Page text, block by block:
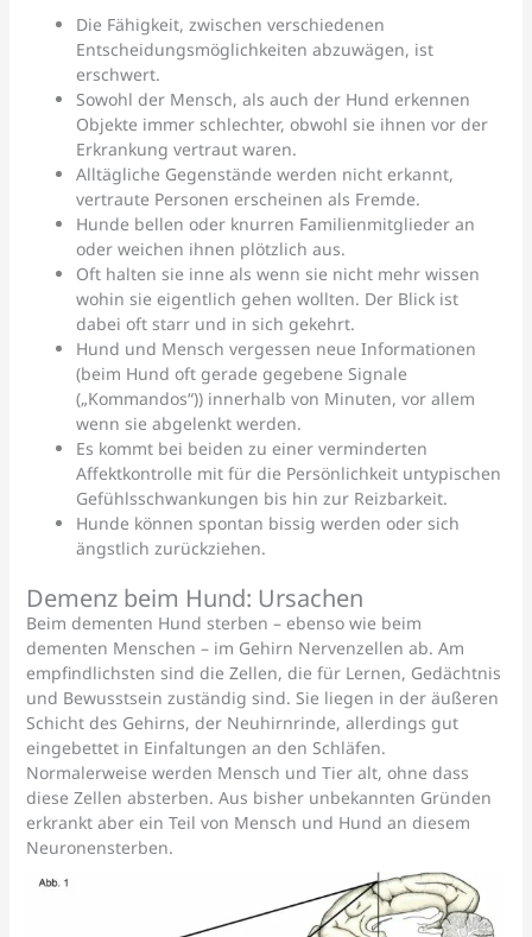
Die Fähigkeit, zwischen verschiedenen
Entscheidungsmöglichkeiten abzuwägen, ist
erschwert.
Sowohl der Mensch, als auch der Hund erkennen
Objekte immer schlechter, obwohl sie ihnen vor der
Erkrankung vertraut waren.
Alltägliche Gegenstände werden nicht erkannt,
vertraute Personen erscheinen als Fremde.
Hunde bellen oder knurren Familienmitglieder an
oder weichen ihnen plötzlich aus.
Oft halten sie inne als wenn sie nicht mehr wissen
wohin sie eigentlich gehen wollten. Der Blick ist
dabei oft starr und in sich gekehrt.
Hund und Mensch vergessen neue Informationen
(beim Hund oft gerade gegebene Signale
(„Kommandos“)) innerhalb von Minuten, vor allem
wenn sie abgelenkt werden.
Es kommt bei beiden zu einer verminderten
Affektkontrolle mit für die Persönlichkeit untypischen
Gefühlsschwankungen bis hin zur Reizbarkeit.
Hunde können spontan bissig werden oder sich
ängstlich zurückziehen.
Demenz beim Hund: Ursachen
Beim dementen Hund sterben – ebenso wie beim
dementen Menschen – im Gehirn Nervenzellen ab. Am
empfindlichsten sind die Zellen, die für Lernen, Gedächtnis
und Bewusstsein zuständig sind. Sie liegen in der äußeren
Schicht des Gehirns, der Neuhirnrinde, allerdings gut
eingebettet in Einfaltungen an den Schläfen.
Normalerweise werden Mensch und Tier alt, ohne dass
diese Zellen absterben. Aus bisher unbekannten Gründen
erkrankt aber ein Teil von Mensch und Hund an diesem
Neuronensterben.